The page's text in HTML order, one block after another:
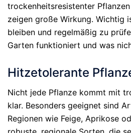
trockenheitsresistenter
zeigen große Wirkung. Wichtig
bleiben und regelmäßig zu
Garten funktioniert und was
Hitzetolerante
Nicht jede Pflanze kommt mit
klar. Besonders geeignet sind
Regionen wie Feige, Aprikose